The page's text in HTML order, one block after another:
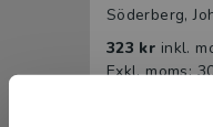
Söderberg,
323 kr inkl.
Exkl. moms: